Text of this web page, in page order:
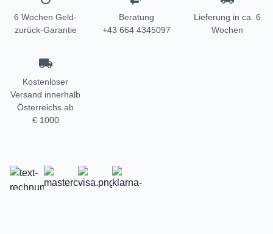
6 Wochen Geld-
zurück-Garantie
Beratung
+43 664 4345097
Lieferung in ca. 6
Wochen
Kostenloser
Versand innerhalb
Österreichs ab
€ 1000